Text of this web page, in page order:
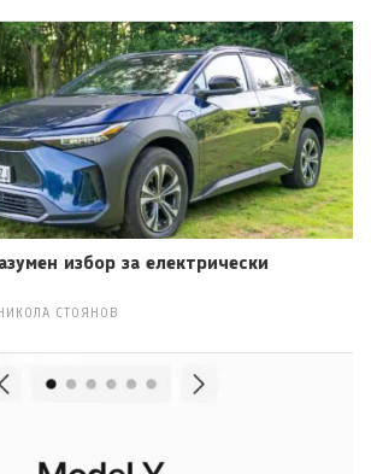
избор за електрически
НИКОЛА СТОЯНОВ